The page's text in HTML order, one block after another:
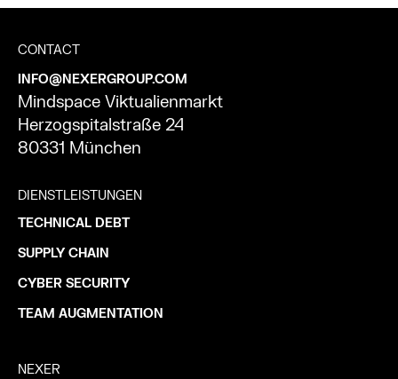
CONTACT
INFO@NEXERGROUP.COM
Mindspace Viktualienmarkt
Herzogspitalstraße 24
80331 München
DIENSTLEISTUNGEN
TECHNICAL DEBT
SUPPLY CHAIN
CYBER SECURITY
TEAM AUGMENTATION
NEXER